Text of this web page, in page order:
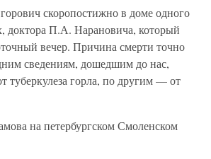
скоропостижно в доме одного
доктора П.А. Нарановича, который
вечер. Причина смерти точно
сведениям, дошедшим до нас,
туберкулеза горла, по другим — от
на петербургском Смоленском